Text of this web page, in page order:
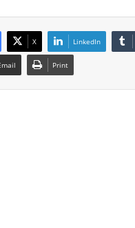
X LinkedIn
Print